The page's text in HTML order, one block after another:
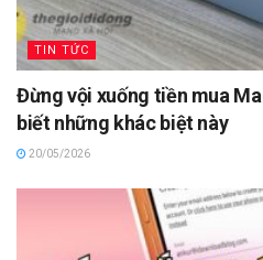
TIN TỨC
Đừng vội xuống tiền mua
biết những khác biệt này
20/05/2026